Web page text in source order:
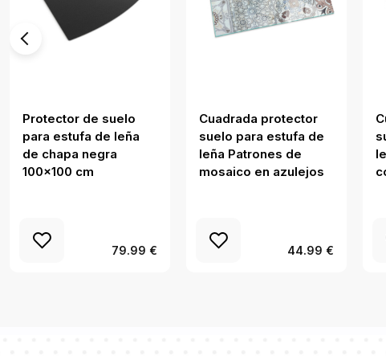
Protector de suelo
para estufa de leña
de chapa negra
100x100 cm
79.99 €
Cuadrada protector
suelo para estufa de
leña Patrones de
mosaico en azulejos
44.99 €